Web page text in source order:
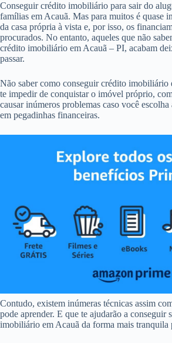
Conseguir crédito imobiliário para sair do
famílias em Acauã. Mas para muitos é quase
da casa própria à vista e, por isso, os
procurados. No entanto, aqueles que não
crédito imobiliário em Acauã – PI, acabam
passar.
Não saber como conseguir crédito imobiliário
te impedir de conquistar o imóvel próprio,
causar inúmeros problemas caso você
em pegadinhas financeiras.
Contudo, existem inúmeras técnicas assim
pode aprender. E que te ajudarão a conseguir
imobiliário em Acauã da forma mais tranquila